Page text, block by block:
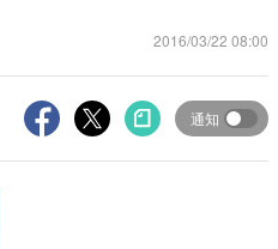
2016/03/22 08:00
通知